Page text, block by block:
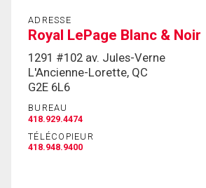
ADRESSE
Royal LePage Blanc & Noir
1291 #102 av. Jules-Verne
L'Ancienne-Lorette, QC
G2E 6L6
BUREAU
418.929.4474
TÉLÉCOPIEUR
418.948.9400